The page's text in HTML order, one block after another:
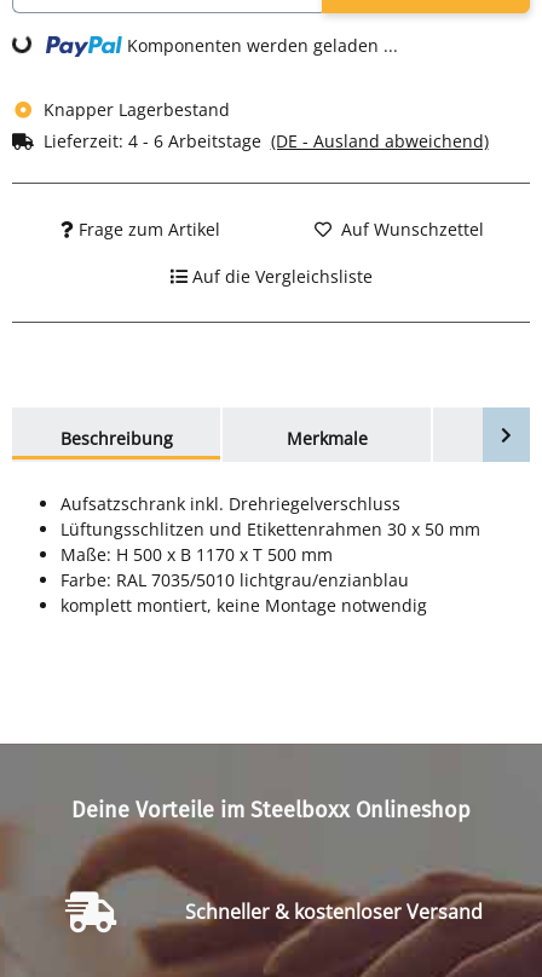
Komponenten werden geladen ...
Knapper Lagerbestand
Lieferzeit: 4 - 6 Arbeitstage (DE - Ausland abweichend)
Frage zum Artikel Auf Wunschzettel
Auf die Vergleichsliste
Beschreibung
Merkmale
Aufsatzschrank inkl. Drehriegelverschluss
Lüftungsschlitzen und Etikettenrahmen 30 x 50 mm
Maße: H 500 x B 1170 x T 500 mm
Farbe: RAL 7035/5010 lichtgrau/enzianblau
komplett montiert, keine Montage notwendig
Deine Vorteile im Steelboxx Onlineshop
Schneller & kostenloser Versand